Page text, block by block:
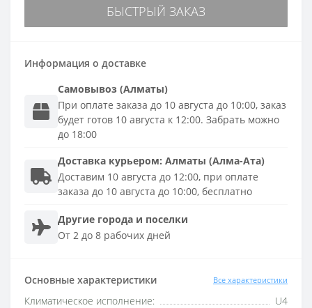
БЫСТРЫЙ ЗАКАЗ
Информация о доставке
Самовывоз (Алматы)
При оплате заказа до 10 августа до 10:00, заказ
будет готов 10 августа к 12:00. Забрать можно
до 18:00
Доставка курьером: Алматы (Алма-Ата)
Доставим 10 августа до 12:00, при оплате
заказа до 10 августа до 10:00, бесплатно
Другие города и поселки
От 2 до 8 рабочих дней
Основные характеристики Все характеристики
Климатическое исполнение:
U4